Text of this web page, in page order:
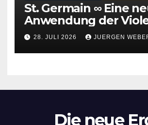
St. Germain ∞ Eine
Anwendung der
Flamme
28. JULI 2026 JUERGEN
Die neue